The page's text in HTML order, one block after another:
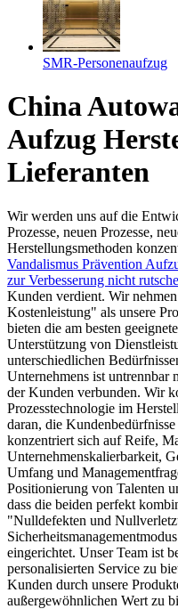
SMR-Personenaufzug
China
Aufzug
Lieferanten
Wir werden uns auf die
Prozesse, neuen Prozesse,
Herstellungsmethoden
Vandalismus Prävention
zur Verbesserung nicht
Kunden verdient. Wir
Kostenleistung" als unsere
bieten die am besten
Unterstützung von
unterschiedlichen
Unternehmens ist untrennbar
der Kunden verbunden. Wir
Prozesstechnologie im
daran, die
konzentriert sich auf Reife,
Unternehmenskalierbarkeit,
Umfang und
Positionierung von Talenten
dass die beiden perfekt
"Nulldefekten und
eingerichtet. Unser Team ist
personalisierten Service zu
Kunden durch unsere
außergewöhnlichen Wert zu